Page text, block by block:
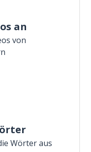
an
von
Wörter aus